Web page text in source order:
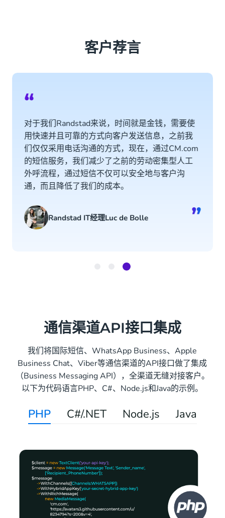
客户荐言
“
对于我们Randstad来说，时间就是金钱，需要使
用快速并且可靠的方式向客户发送信息，之前我
们仅仅采用电话沟通的方式，现在，通过CM.com
的短信服务，我们减少了之前的劳动密集型人工
外呼流程，通过短信不仅可以安全地与客户沟
通，而且降低了我们的成本。
Randstad IT经理Luc de Bolle ”
通信渠道API接口集成
我们将国际短信、WhatsApp Business、Apple
Business Chat、Viber等通信渠道的API接口做了集成
（Business Messaging API），全渠道无缝对接客户。
以下为代码语言PHP、C#、Node.js和Java的示例。
PHP C#/.NET Node.js Java